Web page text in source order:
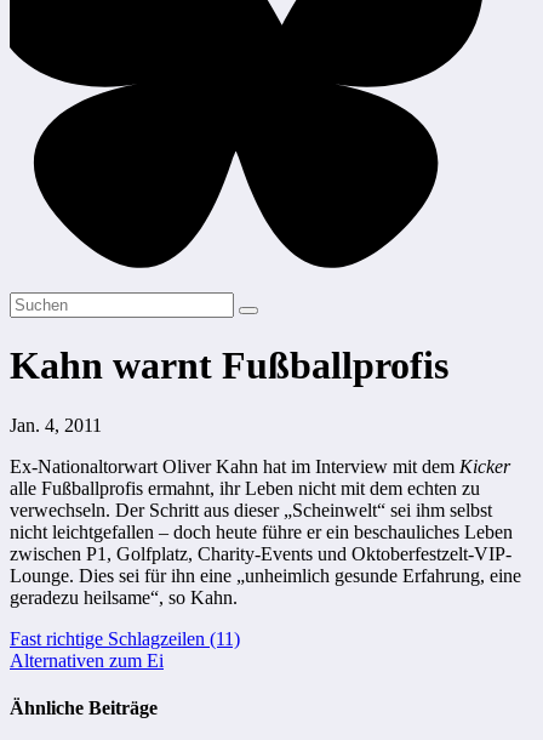
Kahn warnt Fußballprofis
Jan. 4, 2011
Ex-Nationaltorwart Oliver Kahn hat im Interview mit dem Kicker
alle Fußballprofis ermahnt, ihr Leben nicht mit dem echten zu
verwechseln. Der Schritt aus dieser „Scheinwelt“ sei ihm selbst
nicht leichtgefallen – doch heute führe er ein beschauliches Leben
zwischen P1, Golfplatz, Charity-Events und Oktoberfestzelt-VIP-
Lounge. Dies sei für ihn eine „unheimlich gesunde Erfahrung, eine
geradezu heilsame“, so Kahn.
Beitragsnavigation
Fast richtige Schlagzeilen (11)
Alternativen zum Ei
Ähnliche Beiträge